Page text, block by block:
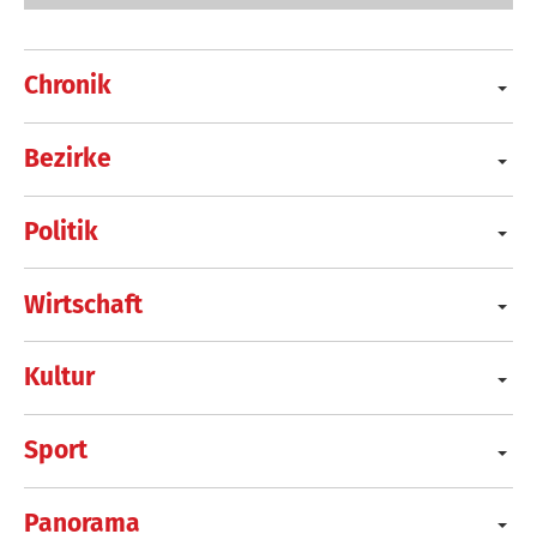
Chronik
Bezirke
Politik
Wirtschaft
Kultur
Sport
Panorama